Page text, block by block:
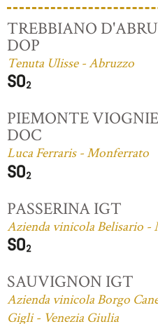
TREBBIANO
DOP
Tenuta Ulisse - Abruzzo
PIEMONTE
DOC
Luca Ferraris - Monferrato
PASSERINA IGT
Azienda vinicola Belisario -
SAUVIGNON IGT
Azienda vinicola Borgo
Gigli - Venezia Giulia